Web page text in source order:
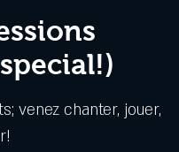
venez chanter, jouer,